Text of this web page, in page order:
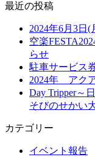
最近の投稿
2024年6月3日
空楽
らせ
駐車サービス
2024年 アク
Day Tripper～
そびのせかい
カテゴリー
イベント報告